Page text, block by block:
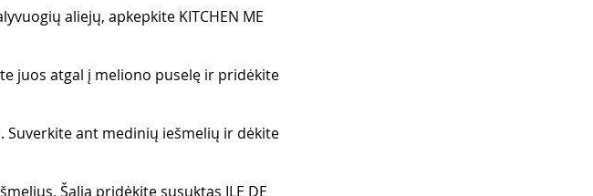
aliejų, apkepkite KITCHEN ME
juos atgal į meliono puselę ir pridėkite
Suverkite ant medinių iešmelių ir dėkite
Šalia pridėkite susuktas ILE DE